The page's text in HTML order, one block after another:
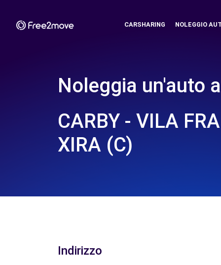
CARSHARING NOLEGGIO
Noleggia un'auto a
CARBY - VILA
XIRA (C)
Indirizzo